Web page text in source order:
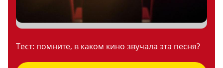
Тест: помните, в каком кино звучала эта песня?